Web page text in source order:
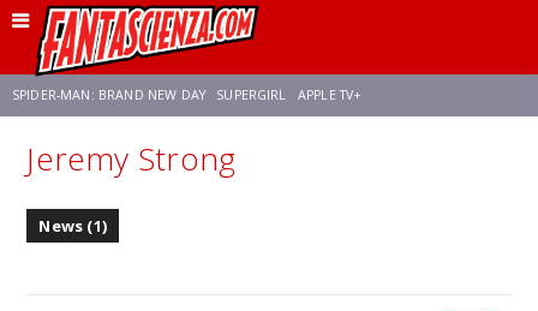
SPIDER-MAN: BRAND NEW DAY SUPERGIRL APPLE TV+
FRANCO RICCIARDIELLO ZENDAYA
Jeremy Strong
News (1)